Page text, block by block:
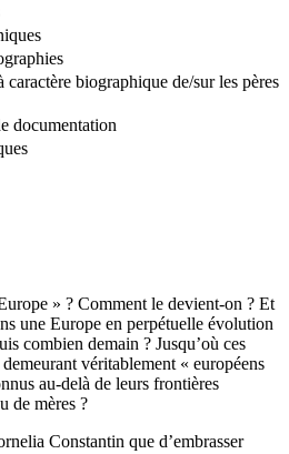
caractère biographique de/sur les pères
documentation
» ? Comment le devient-on ? Et
une Europe en perpétuelle évolution
combien demain ? Jusqu’où ces
véritablement « européens
au-delà de leurs frontières
de mères ?
Constantin que d’embrasser